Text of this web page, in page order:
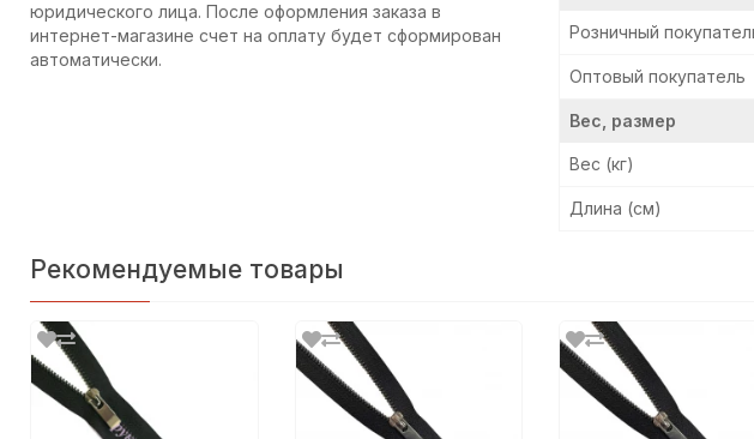
юридического лица. После оформления заказа в
интернет-магазине счет на оплату будет сформирован
автоматически.
Розничный
Оптовый покупатель
Вес, размер
Вес (кг)
Длина (см)
Рекомендуемые товары